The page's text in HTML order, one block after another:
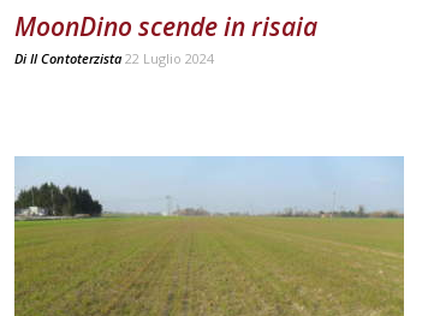
MoonDino scende in risaia
Di Il Contoterzista 22 Luglio 2024